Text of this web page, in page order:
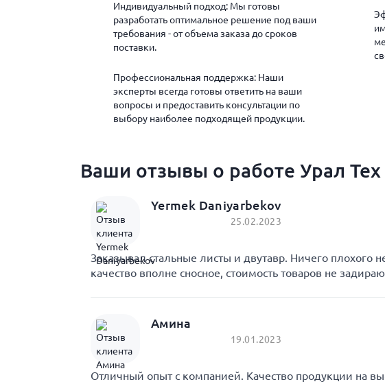
Индивидуальный подход: Мы готовы
разработать оптимальное решение под ваши
требования - от объема заказа до сроков
поставки.
Профессиональная поддержка: Наши
эксперты всегда готовы ответить на ваши
вопросы и предоставить консультации по
выбору наиболее подходящей продукции.
Ваши отзывы о работе Урал Тех
Yermek Daniyarbekov
25.02.2023
Заказывал стальные листы и двутавр. Ничего плохого
качество вполне сносное, стоимость товаров не
Амина
19.01.2023
Отличный опыт с компанией. Качество продукции на